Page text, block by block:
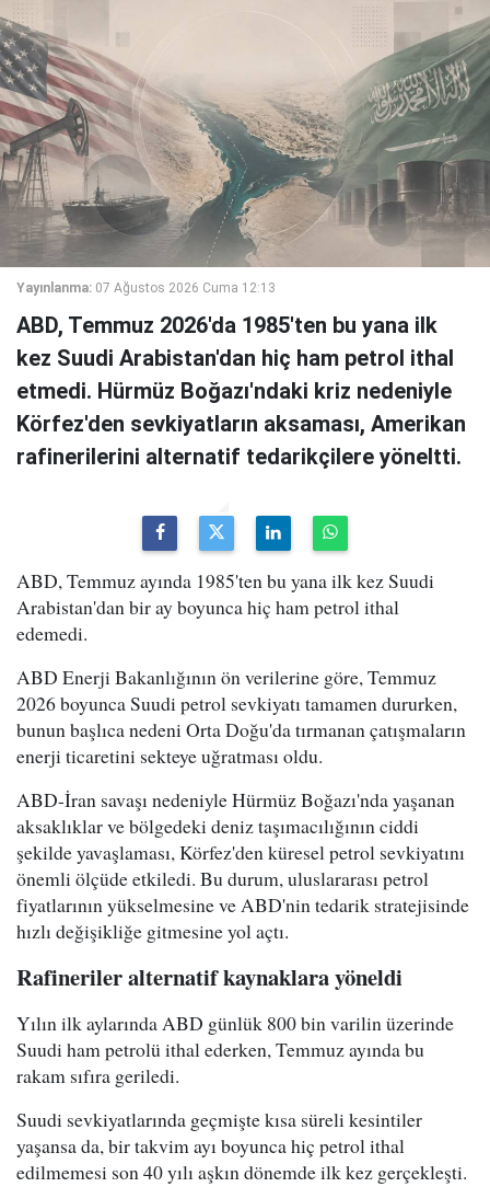
Yayınlanma: 07 Ağustos 2026 Cuma 12:13
ABD, Temmuz 2026'da 1985'ten bu yana ilk
kez Suudi Arabistan'dan hiç ham petrol ithal
etmedi. Hürmüz Boğazı'ndaki kriz nedeniyle
Körfez'den sevkiyatların aksaması, Amerikan
rafinerilerini alternatif tedarikçilere yöneltti.
ABD, Temmuz ayında 1985'ten bu yana ilk kez Suudi
Arabistan'dan bir ay boyunca hiç ham petrol ithal
edemedi.
ABD Enerji Bakanlığının ön verilerine göre, Temmuz
2026 boyunca Suudi petrol sevkiyatı tamamen dururken,
bunun başlıca nedeni Orta Doğu'da tırmanan çatışmaların
enerji ticaretini sekteye uğratması oldu.
ABD-İran savaşı nedeniyle Hürmüz Boğazı'nda yaşanan
aksaklıklar ve bölgedeki deniz taşımacılığının ciddi
şekilde yavaşlaması, Körfez'den küresel petrol sevkiyatını
önemli ölçüde etkiledi. Bu durum, uluslararası petrol
fiyatlarının yükselmesine ve ABD'nin tedarik stratejisinde
hızlı değişikliğe gitmesine yol açtı.
Rafineriler alternatif kaynaklara yöneldi
Yılın ilk aylarında ABD günlük 800 bin varilin üzerinde
Suudi ham petrolü ithal ederken, Temmuz ayında bu
rakam sıfıra geriledi.
Suudi sevkiyatlarında geçmişte kısa süreli kesintiler
yaşansa da, bir takvim ayı boyunca hiç petrol ithal
edilmemesi son 40 yılı aşkın dönemde ilk kez gerçekleşti.